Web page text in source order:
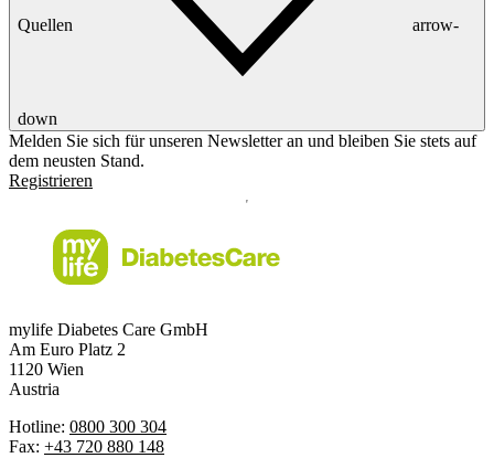
Quellen arrow-
down
Melden Sie sich für unseren Newsletter an und bleiben Sie stets auf
dem neusten Stand.
Registrieren
mylife Diabetes Care GmbH
Am Euro Platz 2
1120 Wien
Austria
Hotline: 0800 300 304
Fax: +43 720 880 148